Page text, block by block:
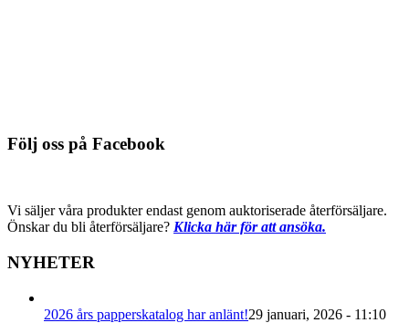
Följ oss på Facebook
Vi säljer våra produkter endast genom auktoriserade återförsäljare.
Önskar du bli återförsäljare? Klicka här för att ansöka.
NYHETER
2026 års papperskatalog har anlänt!29 januari, 2026 - 11:10